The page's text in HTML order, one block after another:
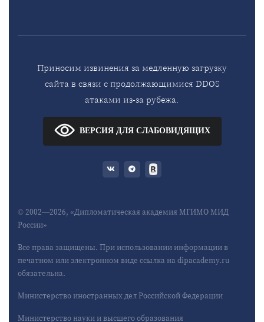
Приносим извинения за медленную загрузку
сайта в связи с продолжающимися DDOS
атаками из-за рубежа.
ВЕРСИЯ ДЛЯ СЛАБОВИДЯЩИХ
© 2002—2026, «Дипломатическая академия МГИМО МИД
России»
Все права защищены. При использовании информации в
печатном или электронном виде ссылка на dipacademy.ru
обязательна.
Министерство иностранных дел Российской Федерации
Министерство науки и высшего образования